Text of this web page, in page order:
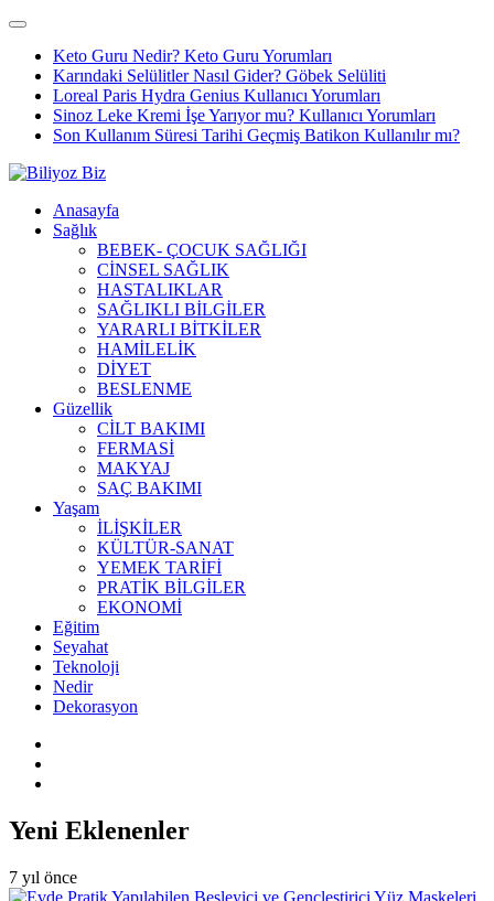
Keto Guru Nedir? Keto Guru Yorumları
Karındaki Selülitler Nasıl Gider? Göbek Selüliti
Loreal Paris Hydra Genius Kullanıcı Yorumları
Sinoz Leke Kremi İşe Yarıyor mu? Kullanıcı Yorumları
Son Kullanım Süresi Tarihi Geçmiş Batikon Kullanılır mı?
Anasayfa
Sağlık
BEBEK- ÇOCUK SAĞLIĞI
CİNSEL SAĞLIK
HASTALIKLAR
SAĞLIKLI BİLGİLER
YARARLI BİTKİLER
HAMİLELİK
DİYET
BESLENME
Güzellik
CİLT BAKIMI
FERMASİ
MAKYAJ
SAÇ BAKIMI
Yaşam
İLİŞKİLER
KÜLTÜR-SANAT
YEMEK TARİFİ
PRATİK BİLGİLER
EKONOMİ
Eğitim
Seyahat
Teknoloji
Nedir
Dekorasyon
Yeni Eklenenler
7 yıl önce